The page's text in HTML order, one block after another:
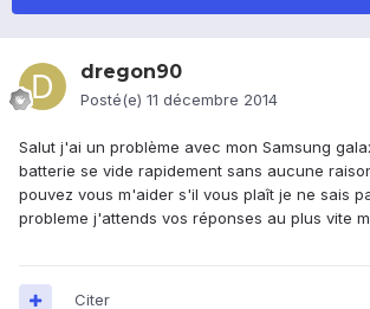
dregon90
Posté(e) 11 décembre 2014
Salut j'ai un problème avec mon Samsung
batterie se vide rapidement sans aucune
pouvez vous m'aider s'il vous plaît je ne sais
probleme j'attends vos réponses au plus vite
Citer